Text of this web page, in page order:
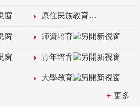
原住民族教育
師資培育
青年培育
大學教育
更多